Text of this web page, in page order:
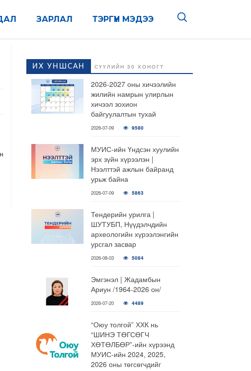
ТЭРГҮҮН МЭДЭЭ
ЗАРЛАЛ
ИХ УНШСАН СҮҮЛИЙН 30 ХОНОГТ
2026-2027 оны хичээлийн
жилийн намрын улирлын
хичээл зохион
байгуулалтын тухай
2026-07-09 9580
МУИС-ийн Үндсэн хуулийн
эрх зүйн хүрээлэн |
Нээлттэй ажлын байранд
урьж байна
2026-07-09 5863
Тендерийн урилга |
ШУТУБП, Нүүдэлчдийн
археологийн хүрээлэнгийн
урсгал засвар
2026-08-03 5084
Эмгэнэл | Жадамбын
Ариун /1964-2026 он/
2026-07-20 4489
“Оюу толгой” ХХК нь
“ШИНЭ ТӨГСӨГЧ
ХӨТӨЛБӨР”-ийн хүрээнд
МУИС-ийн 2024, 2025,
2026 оны төгсөгчдийг